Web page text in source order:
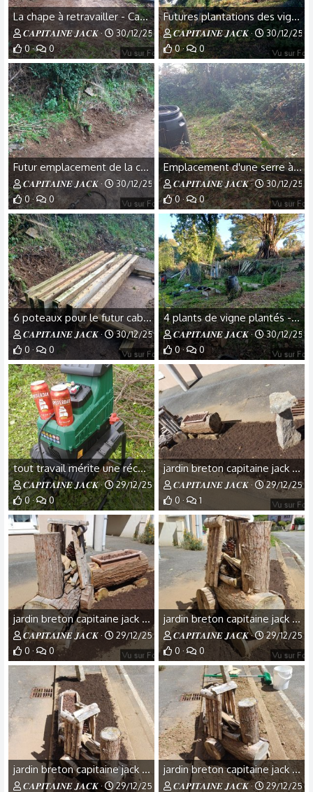
La chape à retravailler - Capitaine Jack.jpg
𝑪𝑨𝑷𝑰𝑻𝑨𝑰𝑵𝑬 𝑱𝑨𝑪𝑲
30/12/25
0
0
Futures plantations des vignes - Capitaine Jack.jpg
𝑪𝑨𝑷𝑰𝑻𝑨𝑰𝑵𝑬 𝑱𝑨𝑪𝑲
30/12/25
0
0
Futur emplacement de la cuve de 1000 litres - Capitaine Jack .jpg
𝑪𝑨𝑷𝑰𝑻𝑨𝑰𝑵𝑬 𝑱𝑨𝑪𝑲
30/12/25
0
0
Emplacement d'une serre à voir - Capitaine Jack.jpg
𝑪𝑨𝑷𝑰𝑻𝑨𝑰𝑵𝑬 𝑱𝑨𝑪𝑲
30/12/25
0
0
6 poteaux pour le futur cabanon du jardin - Capitaine Jack.jpg
𝑪𝑨𝑷𝑰𝑻𝑨𝑰𝑵𝑬 𝑱𝑨𝑪𝑲
30/12/25
0
0
4 plants de vigne plantés - Capitaine Jack.jpg
𝑪𝑨𝑷𝑰𝑻𝑨𝑰𝑵𝑬 𝑱𝑨𝑪𝑲
30/12/25
0
0
tout travail mérite une récompense .jpg - Capitaine Jack
𝑪𝑨𝑷𝑰𝑻𝑨𝑰𝑵𝑬 𝑱𝑨𝑪𝑲
29/12/25
0
0
jardin breton capitaine jack (9).jpg
𝑪𝑨𝑷𝑰𝑻𝑨𝑰𝑵𝑬 𝑱𝑨𝑪𝑲
29/12/25
0
1
jardin breton capitaine jack (8).jpg
𝑪𝑨𝑷𝑰𝑻𝑨𝑰𝑵𝑬 𝑱𝑨𝑪𝑲
29/12/25
0
0
jardin breton capitaine jack (7).jpg
𝑪𝑨𝑷𝑰𝑻𝑨𝑰𝑵𝑬 𝑱𝑨𝑪𝑲
29/12/25
0
0
jardin breton capitaine jack (6).jpg
𝑪𝑨𝑷𝑰𝑻𝑨𝑰𝑵𝑬 𝑱𝑨𝑪𝑲
29/12/25
jardin breton capitaine jack (5).jpg
𝑪𝑨𝑷𝑰𝑻𝑨𝑰𝑵𝑬 𝑱𝑨𝑪𝑲
29/12/25